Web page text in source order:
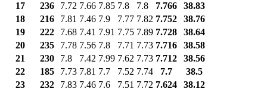
17
236 7.72 7.66 7.85 7.8 7.8 7.766
38.83
18
216 7.81 7.46 7.9 7.77 7.82 7.752
38.76
19
222 7.68 7.41 7.91 7.75 7.89 7.728
38.64
20
235 7.78 7.56 7.8 7.71 7.73 7.716
38.58
21
230 7.8 7.42 7.99 7.62 7.73 7.712
38.56
22
185 7.73 7.81 7.7 7.52 7.74 7.7
38.5
23
232 7.83 7.46 7.6 7.51 7.72 7.624 38.12